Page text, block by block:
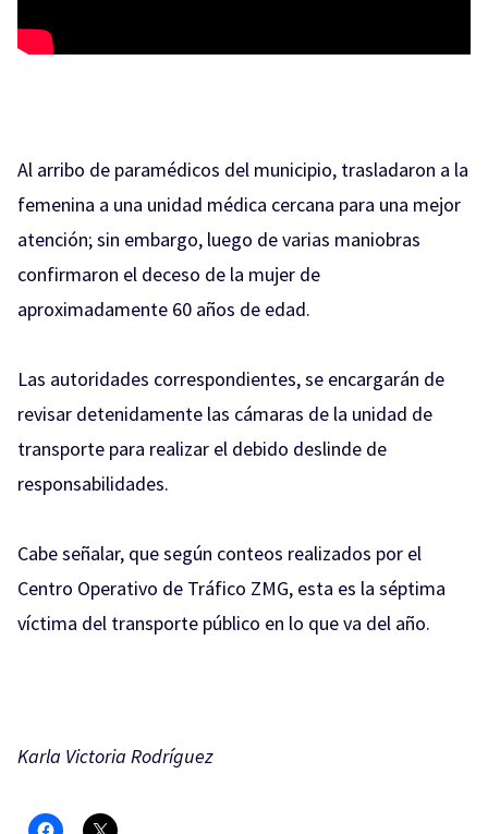
Al arribo de paramédicos del municipio, trasladaron a la
femenina a una unidad médica cercana para una mejor
atención; sin embargo, luego de varias maniobras
confirmaron el deceso de la mujer de
aproximadamente 60 años de edad.
Las autoridades correspondientes, se encargarán de
revisar detenidamente las cámaras de la unidad de
transporte para realizar el debido deslinde de
responsabilidades.
Cabe señalar, que según conteos realizados por el
Centro Operativo de Tráfico ZMG, esta es la séptima
víctima del transporte público en lo que va del año.
Karla Victoria Rodríguez